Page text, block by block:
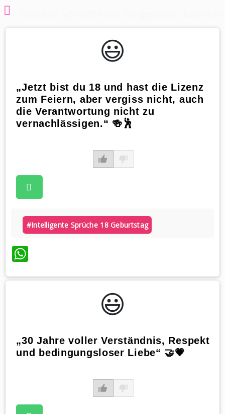
😃️
„Jetzt bist du 18 und hast die Lizenz
zum Feiern, aber vergiss nicht, auch
die Verantwortung nicht zu
vernachlässigen.“ 🍻🕺
#intelligente Sprüche 18 Geburtstag
WhatsApp
😃️
„30 Jahre voller Verständnis, Respekt
und bedingungsloser Liebe“ 🤝💗